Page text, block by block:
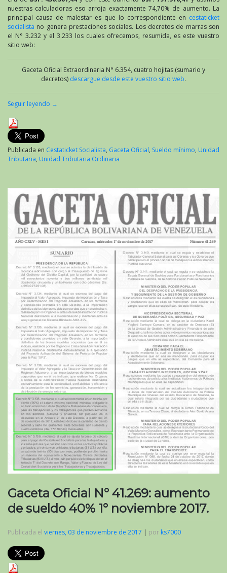
nuestras calculadoras eso arroja exactamente 74,70% de aumento. La
principal causa de malestar es que lo correspondiente en cestaticket
socialista no genera prestaciones sociales. Los decretos de marras son
el N° 3.232 y el 3.233 los cuales ofrecemos, resumida, es este vuestro
sitio web:
Gaceta Oficial Extraordinaria N° 6.354, cuatro hojitas (sumario y
decretos) descargue desde este vuestro sitio web.
Seguir leyendo →
Publicada en Cestaticket Socialista, Gaceta Oficial, Sueldo mínimo, Unidad
Tributaria, Unidad Tributaria Ordinaria
Gaceta Oficial N° 41.269: aumento
de sueldo 40% 1° noviembre 2017.
Publicada el viernes, 03 de noviembre de 2017 | por ks7000